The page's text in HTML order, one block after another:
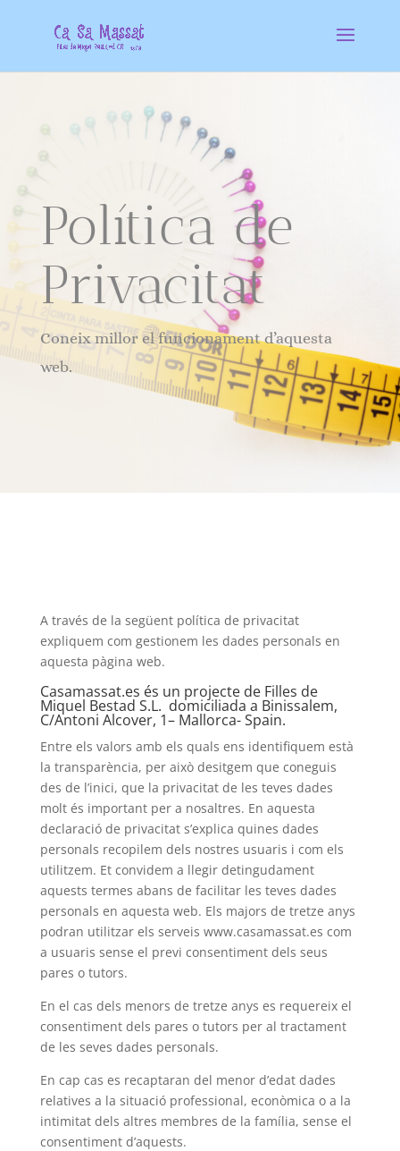
Política de
Privacitat
Coneix millor el funcionament d’aquesta
web.
A través de la següent política de privacitat
expliquem com gestionem les dades personals en
aquesta pàgina web.
Casamassat.es és un projecte de Filles de
Miquel Bestad S.L. domiciliada a Binissalem,
C/Antoni Alcover, 1– Mallorca- Spain.
Entre els valors amb els quals ens identifiquem està
la transparència, per això desitgem que coneguis
des de l’inici, que la privacitat de les teves dades
molt és important per a nosaltres. En aquesta
declaració de privacitat s’explica quines dades
personals recopilem dels nostres usuaris i com els
utilitzem. Et convidem a llegir detingudament
aquests termes abans de facilitar les teves dades
personals en aquesta web. Els majors de tretze anys
podran utilitzar els serveis www.casamassat.es com
a usuaris sense el previ consentiment dels seus
pares o tutors.
En el cas dels menors de tretze anys es requereix el
consentiment dels pares o tutors per al tractament
de les seves dades personals.
En cap cas es recaptaran del menor d’edat dades
relatives a la situació professional, econòmica o a la
intimitat dels altres membres de la família, sense el
consentiment d’aquests.